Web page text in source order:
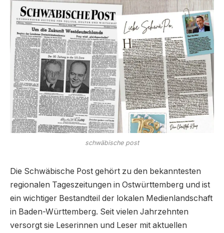
schwäbische post
Die Schwäbische Post gehört zu den bekanntesten
regionalen Tageszeitungen in Ostwürttemberg und ist
ein wichtiger Bestandteil der lokalen Medienlandschaft
in Baden-Württemberg. Seit vielen Jahrzehnten
versorgt sie Leserinnen und Leser mit aktuellen